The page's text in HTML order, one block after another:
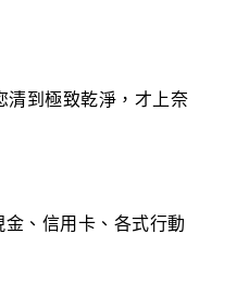
到極致乾淨，才上奈
、信用卡、各式行動